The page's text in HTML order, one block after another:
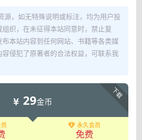
源，如无特殊说明或标注，均为用户投
织，在未征得本站同意时，禁止复
本站内容到任何网站、书籍等各类媒
侵犯了原著者的合法权益，可联系我
下载
29金币
永久会员
免费